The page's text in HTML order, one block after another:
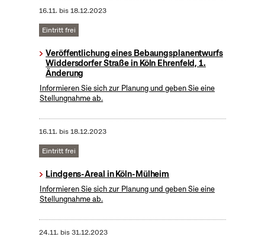
16.11. bis18.12.2023
Eintritt frei
Veröffentlichung eines Bebaungsplanentwurfs
Widdersdorfer Straße in Köln Ehrenfeld, 1.
Änderung
Informieren Sie sich zur Planung und geben Sie eine
Stellungnahme ab.
16.11. bis18.12.2023
Eintritt frei
Lindgens-Areal in Köln-Mülheim
Informieren Sie sich zur Planung und geben Sie eine
Stellungnahme ab.
24.11. bis31.12.2023